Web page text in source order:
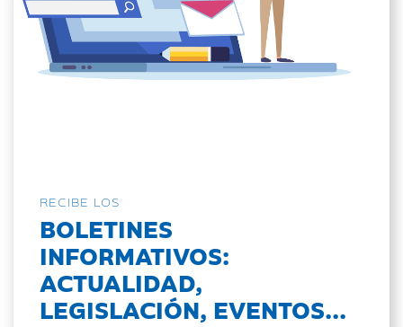
RECIBE LOS
BOLETINES
INFORMATIVOS:
ACTUALIDAD,
LEGISLACIÓN, EVENTOS...